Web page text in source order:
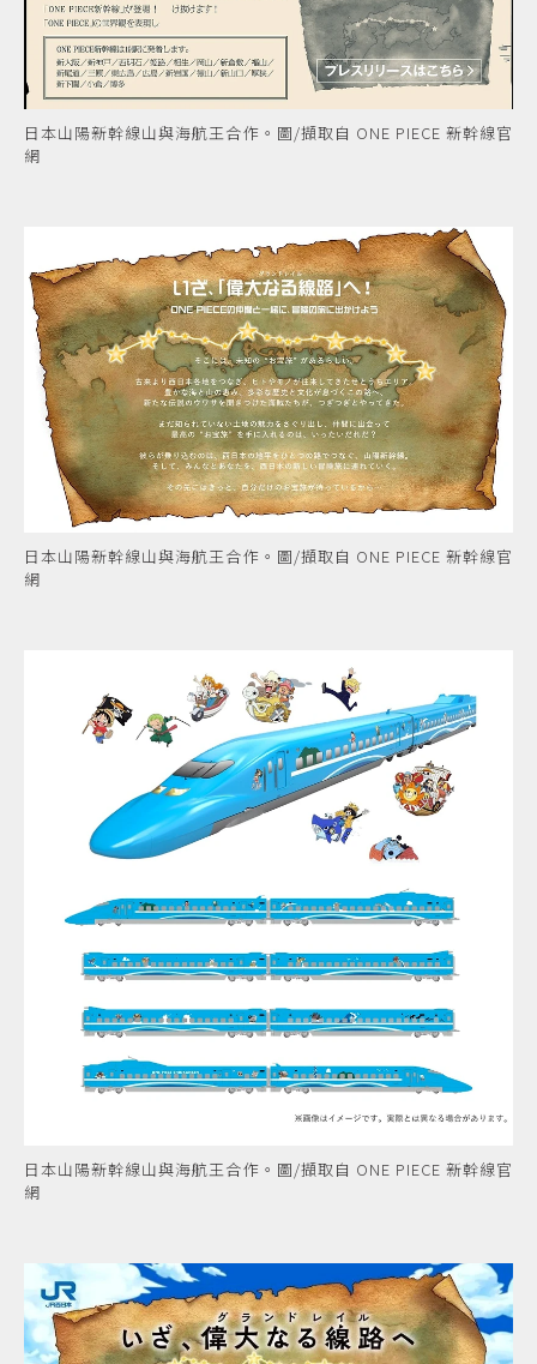
日本山陽新幹線山與海航王合作。圖/擷取自 ONE PIECE 新幹線官
網
日本山陽新幹線山與海航王合作。圖/擷取自 ONE PIECE 新幹線官
網
日本山陽新幹線山與海航王合作。圖/擷取自 ONE PIECE 新幹線官
網